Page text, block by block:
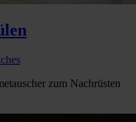
zum Nachrüsten